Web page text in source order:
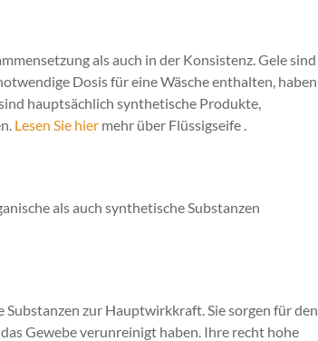
als auch in der Konsistenz. Gele sind
Dosis für eine Wäsche enthalten, haben
hauptsächlich synthetische Produkte,
Lesen Sie hier mehr über Flüssigseife .
als auch synthetische Substanzen
zur Hauptwirkkraft. Sie sorgen für den
Gewebe verunreinigt haben. Ihre recht hohe